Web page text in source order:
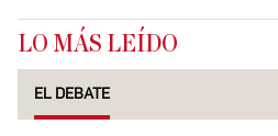
LO MÁS LEÍDO
EL DEBATE